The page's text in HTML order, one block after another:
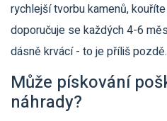
rychlejší tvorbu kamenů,
doporučuje se každých 4-6
dásně krvácí - to je příliš pozdě.
Může pískování
náhrady?